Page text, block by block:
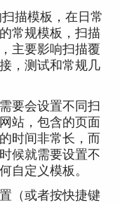
描模板，在日常
常规模板，扫描
主要影响扫描覆
，测试和常规几
要会设置不同扫
站，包含的页面
时间非常长，而
候就需要设置不
自定义模板。
（或者按快捷键